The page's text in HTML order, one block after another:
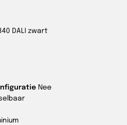
DALI zwart
Nee